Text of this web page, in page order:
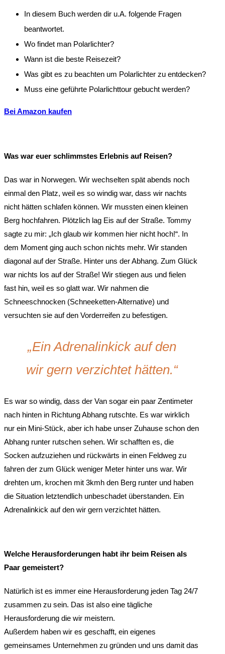
In diesem Buch werden dir u.A. folgende Fragen
beantwortet.
Wo findet man Polarlichter?
Wann ist die beste Reisezeit?
Was gibt es zu beachten um Polarlichter zu entdecken?
Muss eine geführte Polarlichttour gebucht werden?
Bei Amazon kaufen
Was war euer schlimmstes Erlebnis auf Reisen?
Das war in Norwegen. Wir wechselten spät abends noch
einmal den Platz, weil es so windig war, dass wir nachts
nicht hätten schlafen können. Wir mussten einen kleinen
Berg hochfahren. Plötzlich lag Eis auf der Straße. Tommy
sagte zu mir: „Ich glaub wir kommen hier nicht hoch!“. In
dem Moment ging auch schon nichts mehr. Wir standen
diagonal auf der Straße. Hinter uns der Abhang. Zum Glück
war nichts los auf der Straße! Wir stiegen aus und fielen
fast hin, weil es so glatt war. Wir nahmen die
Schneeschnocken (Schneeketten-Alternative) und
versuchten sie auf den Vorderreifen zu befestigen.
„Ein Adrenalinkick auf den
wir gern verzichtet hätten.“
Es war so windig, dass der Van sogar ein paar Zentimeter
nach hinten in Richtung Abhang rutschte. Es war wirklich
nur ein Mini-Stück, aber ich habe unser Zuhause schon den
Abhang runter rutschen sehen. Wir schafften es, die
Socken aufzuziehen und rückwärts in einen Feldweg zu
fahren der zum Glück weniger Meter hinter uns war. Wir
drehten um, krochen mit 3kmh den Berg runter und haben
die Situation letztendlich unbeschadet überstanden. Ein
Adrenalinkick auf den wir gern verzichtet hätten.
Welche Herausforderungen habt ihr beim Reisen als
Paar gemeistert?
Natürlich ist es immer eine Herausforderung jeden Tag 24/7
zusammen zu sein. Das ist also eine tägliche
Herausforderung die wir meistern.
Außerdem haben wir es geschafft, ein eigenes
gemeinsames Unternehmen zu gründen und uns damit das